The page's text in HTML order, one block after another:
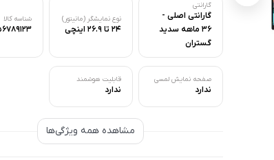
گارانتی
گارانتی اصلی -
36 ماهه سدید
گستران
نوع نمایشگر (مانیتور)
24 تا 26.9 اینچی
شناسه کالا
صفحه نمایش لمسی
ندارد
قابلیت هوشمند
ندارد
مشاهده همه ویژگی‌ها